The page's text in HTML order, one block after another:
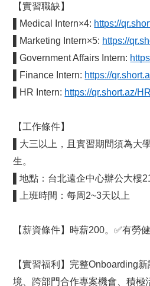
【實習職缺】
▌Medical Intern×4: https://
▌Marketing Intern×5: https://
▌Government Affairs Intern:
▌Finance Intern: https://
▌HR Intern: https://qr.short.az/
【工作條件】
▌大三以上，且實習期間須為大
生。
▌地點：台北遠企中心辦公大樓
▌上班時間：每周2~3天以上
【薪資條件】時薪200。✅有勞
【實習福利】完整Onboarding
境、跨部門合作專案機會、積極